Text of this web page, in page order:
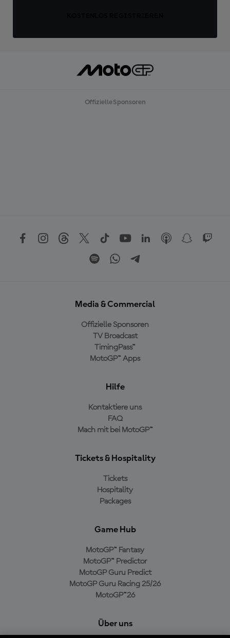
Offizielle Sponsoren
Media & Commercial
Offizielle Sponsoren
TV Broadcast
TimingPass™
MotoGP™ Apps
Hilfe
Kontaktiere uns
FAQ
Mach mit bei MotoGP™
Tickets & Hospitality
Tickets
Hospitality
Packages
Game Hub
MotoGP™ Fantasy
MotoGP™ Predictor
MotoGP Guru Predict
MotoGP Guru Racing 25/26
MotoGP™26
Über uns